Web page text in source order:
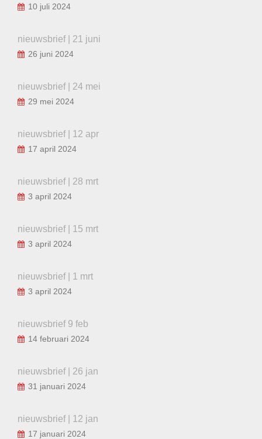
10 juli 2024
nieuwsbrief | 21 juni
26 juni 2024
nieuwsbrief | 24 mei
29 mei 2024
nieuwsbrief | 12 apr
17 april 2024
nieuwsbrief | 28 mrt
3 april 2024
nieuwsbrief | 15 mrt
3 april 2024
nieuwsbrief | 1 mrt
3 april 2024
nieuwsbrief 9 feb
14 februari 2024
nieuwsbrief | 26 jan
31 januari 2024
nieuwsbrief | 12 jan
17 januari 2024